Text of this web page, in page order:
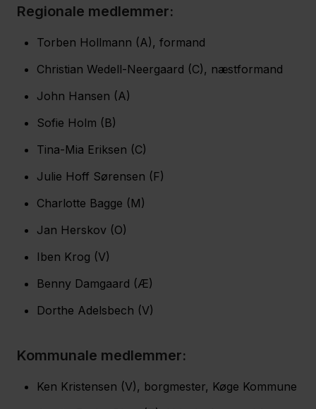
Regionale medlemmer:
Torben Hollmann (A), formand
Christian Wedell-Neergaard (C), næstformand
John Hansen (A)
Sofie Holm (B)
Tina-Mia Eriksen (C)
Julie Hoff Sørensen (F)
Charlotte Bagge (M)
Jan Herskov (O)
Iben Krog (V)
Benny Damgaard (Æ)
Dorthe Adelsbech (V)
Kommunale medlemmer:
Ken Kristensen (V), borgmester, Køge Kommune